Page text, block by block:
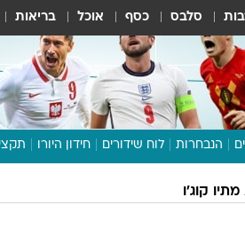
סלבס כסף אוכל בריאות
הנבחרות לוח שידורים חידון היורו
מתיו קוג'ו